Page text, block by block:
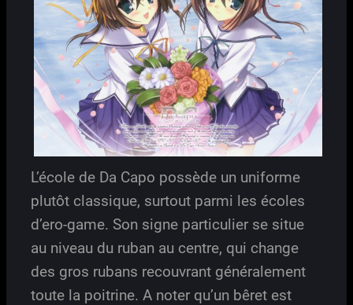
L’école de Da Capo possède un uniforme
plutôt classique, surtout parmi les écoles
d’ero-game. Son signe particulier se situe
au niveau du ruban au centre, qui change
des gros rubans recouvrant généralement
toute la poitrine. A noter qu’un bêret est